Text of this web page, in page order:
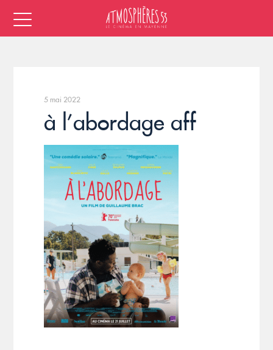
5 mai 2022
à l’abordage aff